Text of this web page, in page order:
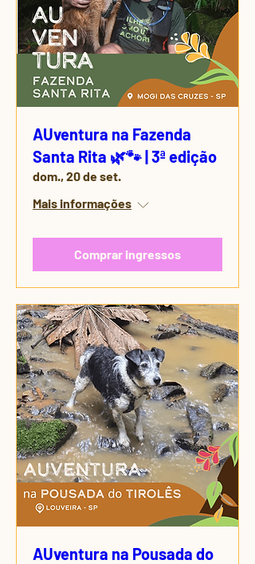
AUventura na Fazenda
Santa Rita 🌿🐾 | 3ª edição
dom., 20 de set.
Mais informações
Comprar ingressos
AUventura na Pousada do